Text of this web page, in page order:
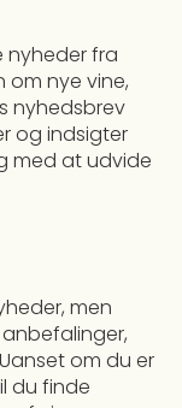
nyheder fra
om nye vine,
nyhedsbrev
og indsigter
med at udvide
men
om du er
du finde